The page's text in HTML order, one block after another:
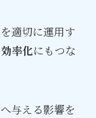
適切に運用す
率化にもつな
与える影響を